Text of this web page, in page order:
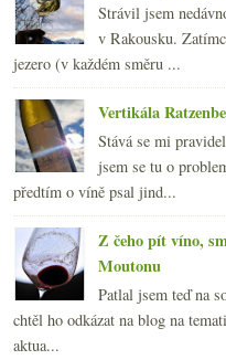
Strávil jsem
v Rakousku.
jezero (v každém směru ...
Vertikála
Stává se mi
jsem se tu o
předtím o víně psal jind...
Z čeho pít víno,
Moutonu
Patlal jsem teď na
chtěl ho odkázat na blog na
aktua...